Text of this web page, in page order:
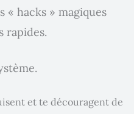
« hacks » magiques
rapides.
et te découragent de